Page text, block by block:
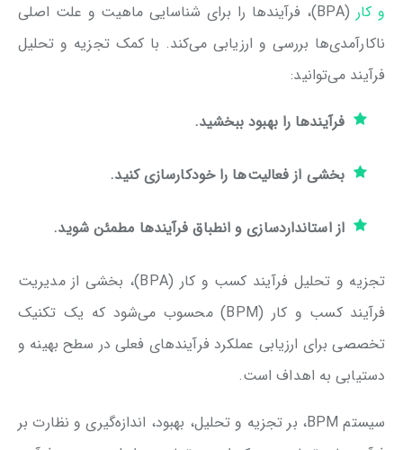
و کار
(BPA)، فرآیندها را برای شناسایی ماهیت و علت اصلی
ناکارآمدی‌ها بررسی و ارزیابی می‌کند. با کمک تجزیه و تحلیل
فرآیند می‌توانید:
فرآیندها را بهبود ببخشید.
بخشی از فعالیت‌ها را خودکارسازی کنید.
از استانداردسازی و انطباق فرآیندها مطمئن شوید.
تجزیه و تحلیل فرآیند کسب و کار (BPA)، بخشی از مدیریت
فرآیند کسب و کار (BPM) محسوب می‌شود که یک تکنیک
تخصصی برای ارزیابی عملکرد فرآیندهای فعلی در سطح بهینه و
دستیابی به اهداف است.
سیستم BPM، بر تجزیه و تحلیل، بهبود، اندازه‌گیری و نظارت بر